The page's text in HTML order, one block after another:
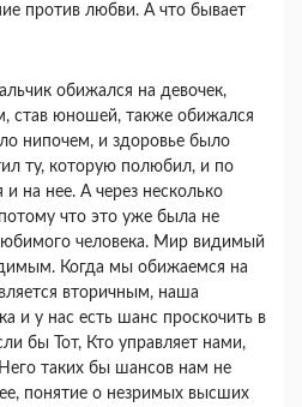
против любви. А что бывает
обижался на девочек,
став юношей, также обижался
нипочем, и здоровье было
ту, которую полюбил, и по
на нее. А через несколько
что это уже была не
человека. Мир видимый
Когда мы обижаемся на
вторичным, наша
и у нас есть шанс проскочить в
бы Тот, Кто управляет нами,
таких бы шансов нам не
понятие о незримых высших